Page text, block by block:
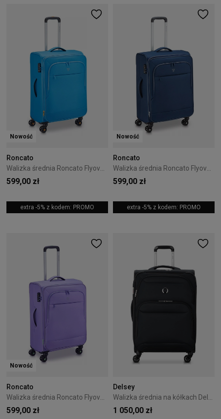
Nowość
Roncato
599,00 zł
extra -5% z kodem: PROMO
Nowość
Roncato
599,00 zł
extra -5% z kodem: PROMO
Nowość
Roncato
Walizka średnia Roncato Flyover 65 cm - Lavender
599,00 zł
Delsey
Walizka średnia na kółkach Delsey Sky Max 2.0 68cm Czarna
1 050,00 zł